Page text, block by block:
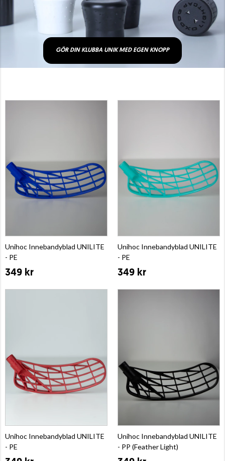
GÖR DIN KLUBBA UNIK MED EGEN KNOPP
Unihoc Innebandyblad UNILITE
- PE
349 kr
Unihoc Innebandyblad UNILITE
- PE
349 kr
Unihoc Innebandyblad UNILITE
- PE
Unihoc Innebandyblad UNILITE
- PP (Feather Light)